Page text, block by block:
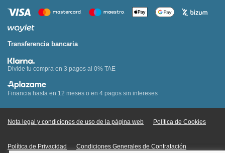
Transferencia bancaria
Divide tu compra en 3 pagos al 0% TAE
Financia hasta en 12 meses o en 4 pagos sin intereses
Nota legal y condiciones de uso de la página web Política de Cookies
Política de Privacidad Condiciones Generales de Contratación